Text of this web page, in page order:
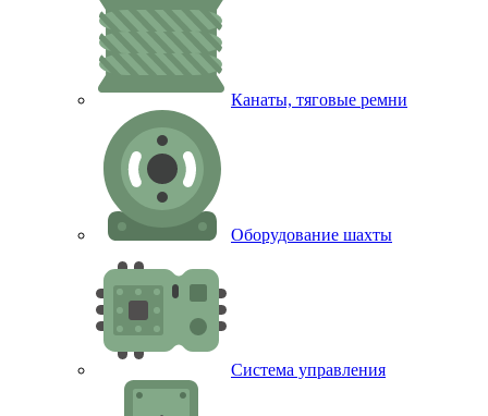
Канаты, тяговые ремни
Оборудование шахты
Система управления